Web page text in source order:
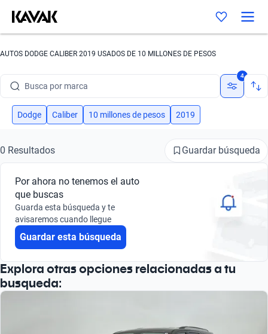
AUTOS DODGE CALIBER 2019 USADOS DE 10 MILLONES DE PESOS
Busca por marca
Busca por modelo
Busca por año
Busca por marca
Busca por modelo
Busca por año
4
Dodge Caliber 10 millones de pesos 2019
0 Resultados Guardar búsqueda
Por ahora no tenemos el auto
que buscas
Guarda esta búsqueda y te
avisaremos cuando llegue
Guardar esta búsqueda
Explora otras opciones relacionadas a tu
busqueda: